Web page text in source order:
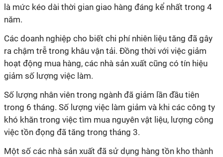
là mức kéo dài thời gian giao hàng đáng kể nhất trong 4
năm.
Các doanh nghiệp cho biết chi phí nhiên liệu tăng đã gây
ra chậm trễ trong khâu vận tải. Đồng thời với việc giảm
hoạt động mua hàng, các nhà sản xuất cũng có tín hiệu
giảm số lượng việc làm.
Số lượng nhân viên trong ngành đã giảm lần đầu tiên
trong 6 tháng. Số lượng việc làm giảm và khi các công ty
khó khăn trong việc tìm mua nguyên vật liệu, lượng công
việc tồn đọng đã tăng trong tháng 3.
Một số các nhà sản xuất đã sử dụng hàng tồn kho thành